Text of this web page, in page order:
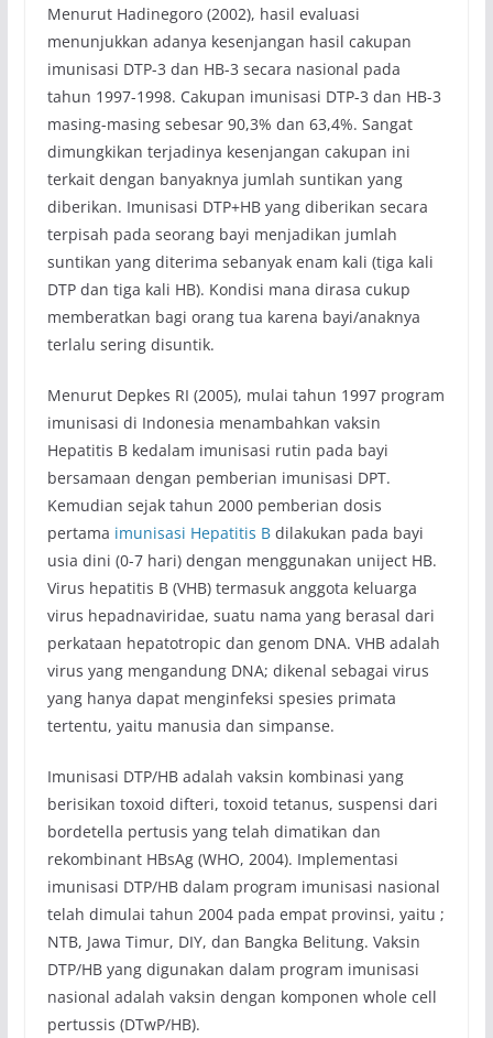
Menurut Hadinegoro (2002), hasil evaluasi
menunjukkan adanya kesenjangan hasil cakupan
imunisasi DTP-3 dan HB-3 secara nasional pada
tahun 1997-1998. Cakupan imunisasi DTP-3 dan HB-3
masing-masing sebesar 90,3% dan 63,4%. Sangat
dimungkikan terjadinya kesenjangan cakupan ini
terkait dengan banyaknya jumlah suntikan yang
diberikan. Imunisasi DTP+HB yang diberikan secara
terpisah pada seorang bayi menjadikan jumlah
suntikan yang diterima sebanyak enam kali (tiga kali
DTP dan tiga kali HB). Kondisi mana dirasa cukup
memberatkan bagi orang tua karena bayi/anaknya
terlalu sering disuntik.
Menurut Depkes RI (2005), mulai tahun 1997 program
imunisasi di Indonesia menambahkan vaksin
Hepatitis B kedalam imunisasi rutin pada bayi
bersamaan dengan pemberian imunisasi DPT.
Kemudian sejak tahun 2000 pemberian dosis
pertama imunisasi Hepatitis Bdilakukan pada bayi
usia dini (0-7 hari) dengan menggunakan uniject HB.
Virus hepatitis B (VHB) termasuk anggota keluarga
virus hepadnaviridae, suatu nama yang berasal dari
perkataan hepatotropic dan genom DNA. VHB adalah
virus yang mengandung DNA; dikenal sebagai virus
yang hanya dapat menginfeksi spesies primata
tertentu, yaitu manusia dan simpanse.
Imunisasi DTP/HB adalah vaksin kombinasi yang
berisikan toxoid difteri, toxoid tetanus, suspensi dari
bordetella pertusis yang telah dimatikan dan
rekombinant HBsAg (WHO, 2004). Implementasi
imunisasi DTP/HB dalam program imunisasi nasional
telah dimulai tahun 2004 pada empat provinsi, yaitu ;
NTB, Jawa Timur, DIY, dan Bangka Belitung. Vaksin
DTP/HB yang digunakan dalam program imunisasi
nasional adalah vaksin dengan komponen whole cell
pertussis (DTwP/HB).